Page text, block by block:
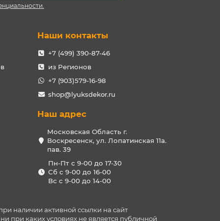
Наши контакты
+7 (499) 390-87-46
из Регионов
+7 (903)579-16-98
shop@lyuksdekor.ru
Наш адрес
Московская Область г.
Воскресенск, ул. Лопатинская 11а.
пав. 39
Пн-Пт с 9-00 до 17-30
Сб с 9-00 до 16-00
Вс с 9-00 до 14-00
наличии активной ссылки на сайт
при каких условиях не является публичной